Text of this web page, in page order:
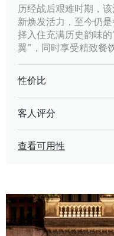
历经战后艰难时期，
新焕发活力，至今仍
择入住充满历史韵味
翼”，同时享受精致餐
性价比
客人评分
查看可用性